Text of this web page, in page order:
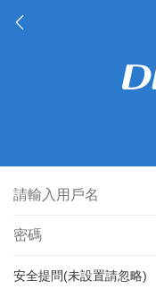
安全提問(未設置請忽略)